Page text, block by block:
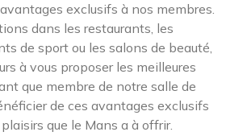
exclusifs à nos membres.
dans les restaurants, les
de sport ou les salons de beauté,
à vous proposer les meilleures
que membre de notre salle de
de ces avantages exclusifs
que le Mans a à offrir.